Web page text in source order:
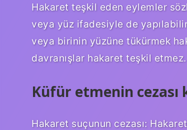
Hakaret teşkil eden eylemler
veya yüz ifadesiyle de
veya birinin yüzüne tükürmek
davranışlar hakaret teşkil etmez.
Küfür etmenin cezası
Hakaret suçunun cezası: